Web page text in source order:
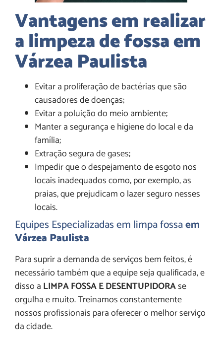
Vantagens em realizar
a limpeza de fossa em
Várzea Paulista
Evitar a proliferação de bactérias que são
causadores de doenças;
Evitar a poluição do meio ambiente;
Manter a segurança e higiene do local e da
família;
Extração segura de gases;
Impedir que o despejamento de esgoto nos
locais inadequados como, por exemplo, as
praias, que prejudicam o lazer seguro nesses
locais.
Equipes Especializadas em limpa fossaem
Várzea Paulista
Para suprir a demanda de serviços bem feitos, é
necessário também que a equipe seja qualificada, e
disso a LIMPA FOSSA E DESENTUPIDORAse
orgulha e muito. Treinamos constantemente
nossos profissionais para oferecer o melhor serviço
da cidade.